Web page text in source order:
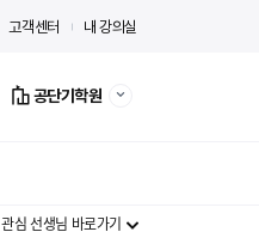
고객센터 내 강의실
공단기학원
관심 선생님 바로가기